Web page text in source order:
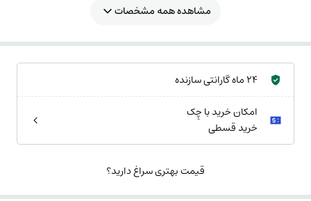
مشاهده همه مشخصات
24 ماه گارانتی سازنده
امکان خرید با چِک
خرید قسطی
قیمت بهتری سراغ دارید؟